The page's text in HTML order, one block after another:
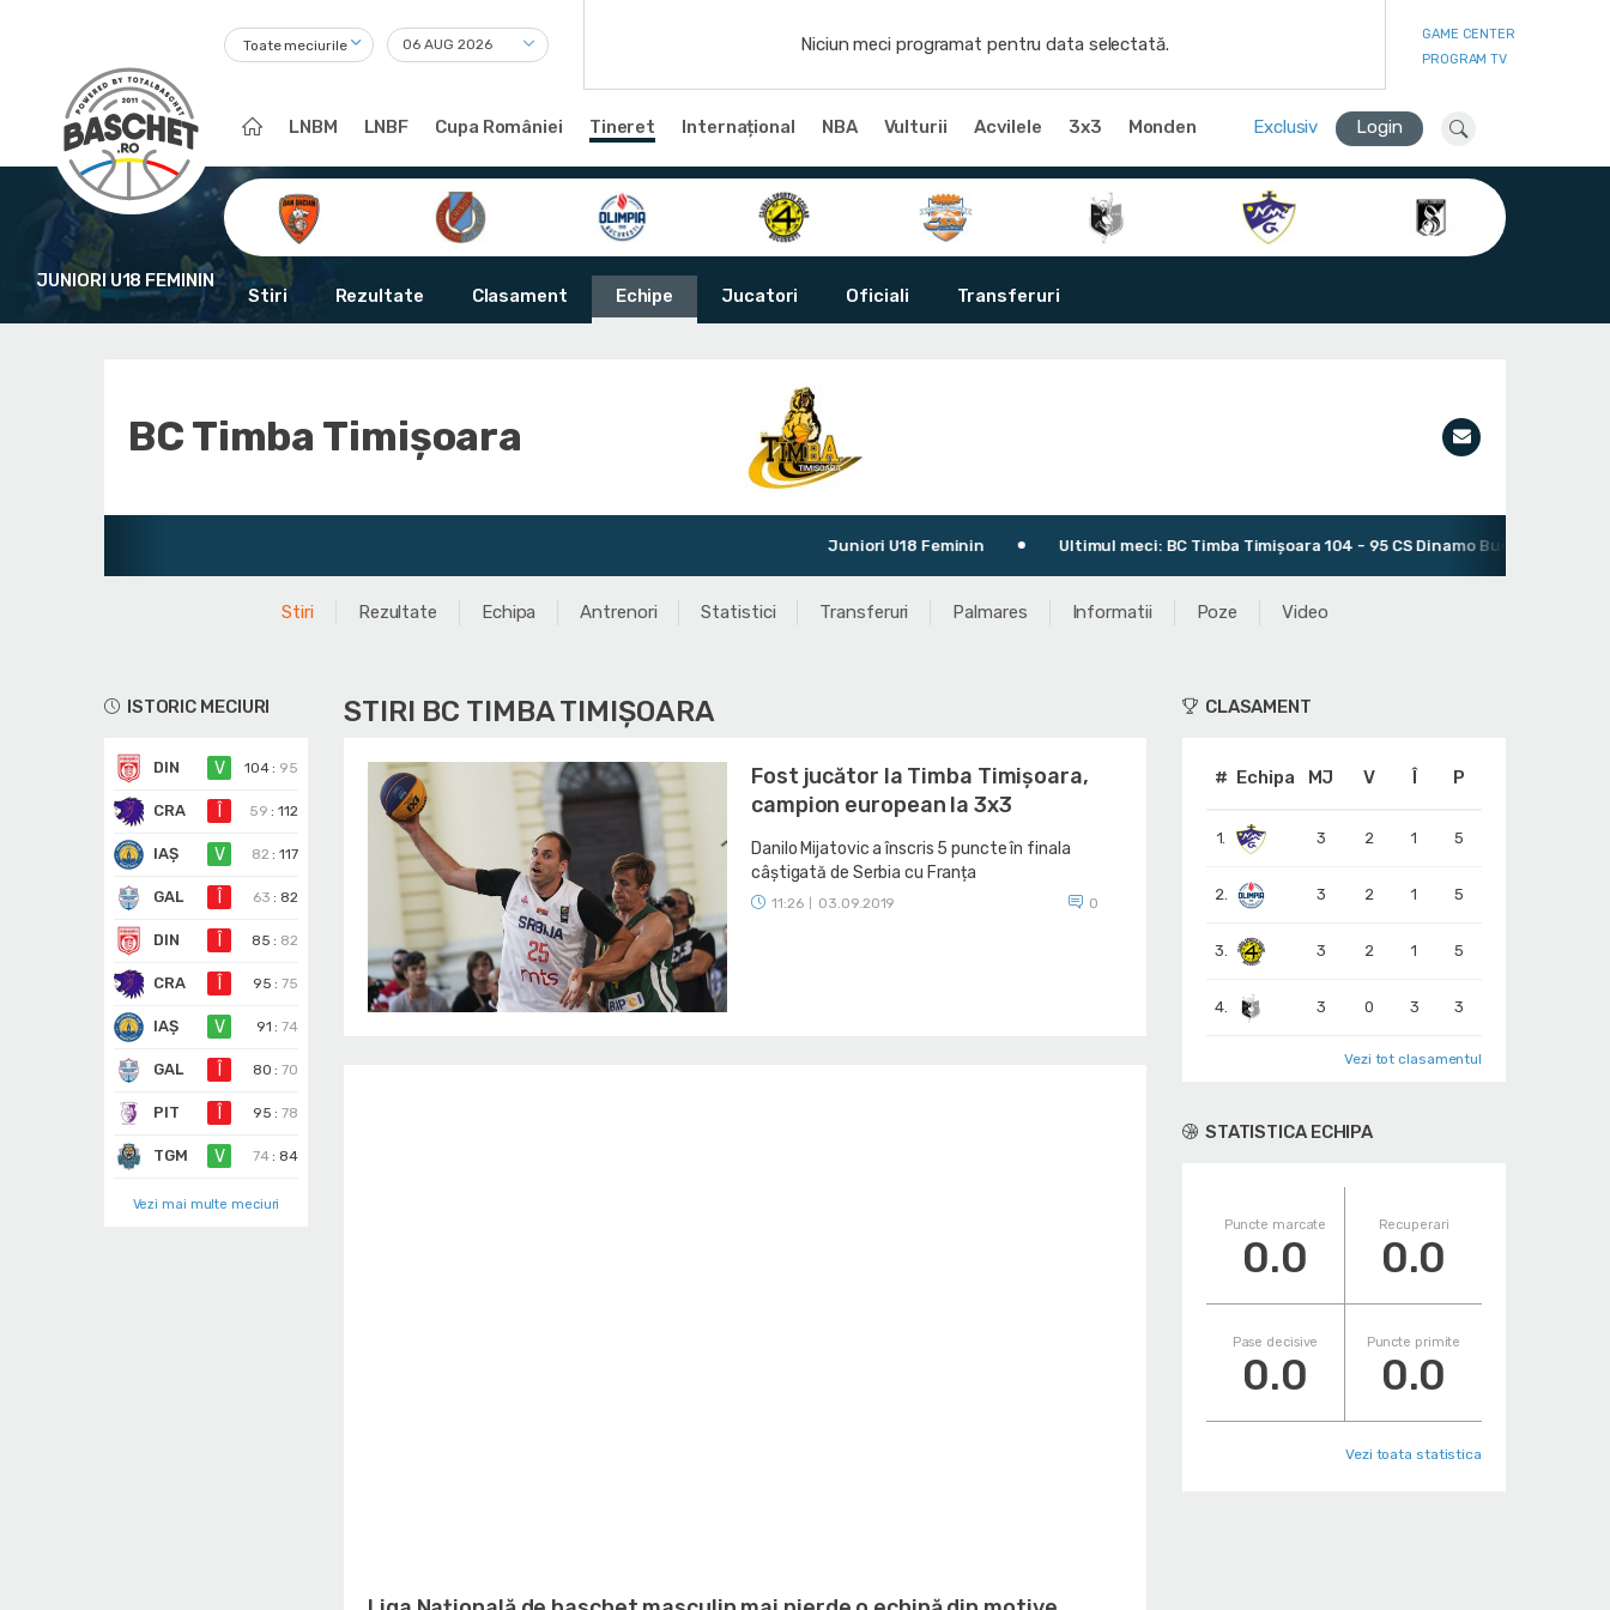
Toate meciurile Niciun meci programat pentru data selectată.
GAME CENTER
PROGRAM TV
LNBM LNBF Cupa României Tineret Internațional NBA Vulturii Acvilele 3x3 Monden Exclusiv Login
JUNIORI U18 FEMININ
Stiri Rezultate Clasament Echipe Jucatori Oficiali Transferuri
BC Timba Timişoara
Juniori U18 Feminin Ultimul meci: BC Timba Timişoara 104 - 95 CS Dinamo Bucureşti
Stiri Rezultate Echipa Antrenori Statistici Transferuri Palmares Informatii Poze Video
ISTORIC MECIURI
DIN V 104 : 95
CRA 59 :112
IAȘ V 82 :117
GAL 63 : 82
DIN 85 : 82
CRA 95 :75
IAȘ V 91 :74
GAL 80 :70
PIT 95 :78
TGM V 74 : 84
Vezi mai multe meciuri
STIRI BC TIMBA TIMIŞOARA
Fost jucător la Timba Timișoara,
campion european la 3x3
Danilo Mijatovic a înscris 5 puncte în finala
câștigată de Serbia cu Franța
11:26 03.09.2019 0
CLASAMENT
# Echipa MJ V Î P
1. 3 2 1 5
2. 3 2 1 5
3. 3 2 1 5
4. 3 0 3 3
Vezi tot clasamentul
STATISTICA ECHIPA
Puncte marcate
0.0
Recuperari
0.0
Pase decisive
0.0
Puncte primite
0.0
Vezi toata statistica